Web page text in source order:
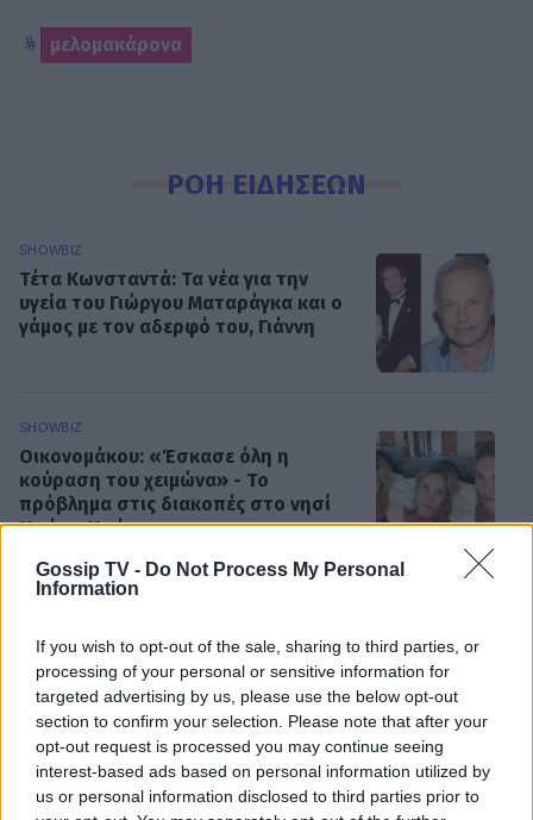
Gossip TV - Do Not Process My Personal
Information
If you wish to opt-out of the sale, sharing to third parties, or
processing of your personal or sensitive information for
targeted advertising by us, please use the below opt-out
section to confirm your selection. Please note that after your
opt-out request is processed you may continue seeing
interest-based ads based on personal information utilized by
us or personal information disclosed to third parties prior to
μελομακάρονα
ΡΟΗ ΕΙΔΗΣΕΩΝ
SHOWBIZ
Τέτα Κωνσταντά: Τα νέα για την
υγεία του Γιώργου Ματαράγκα και ο
γάμος με τον αδερφό του, Γιάννη
SHOWBIZ
Οικονομάκου: «Έσκασε όλη η
κούραση του χειμώνα» - Το
πρόβλημα στις διακοπές στο νησί
Μπόρα Μπόρα
χάνει το νηπιαγωγείο
SHOWBIZ
Γιώργος Λιάγκας - «Ο Τζορτζ Κλούνεϊ